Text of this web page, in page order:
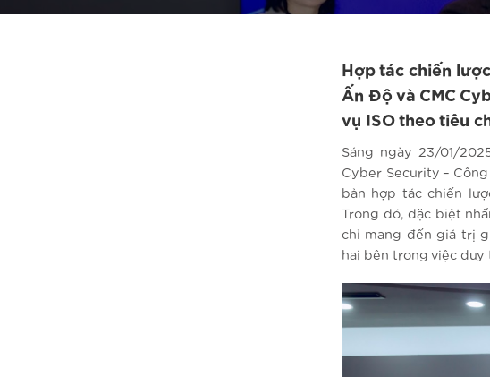
Hợp tác chiến
Ấn Độ và CMC
vụ ISO theo tiêu
Sáng ngày 23/01/
Cyber Security –
bản hợp tác chiến
Trong đó, đặc biệt
chỉ mang đến giá trị
hai bên trong việc duy